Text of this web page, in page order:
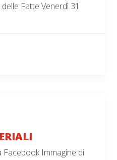
Fatte Venerdì 31
Facebook Immagine di